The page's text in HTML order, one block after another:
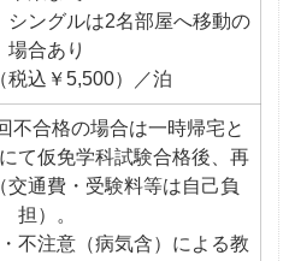
ングルは2名部屋へ移動の
場合あり
税込￥5,500）／泊
不合格の場合は一時帰宅と
て仮免学科試験合格後、再
交通費・受験料等は自己負
担）。
不注意（病気含）による教